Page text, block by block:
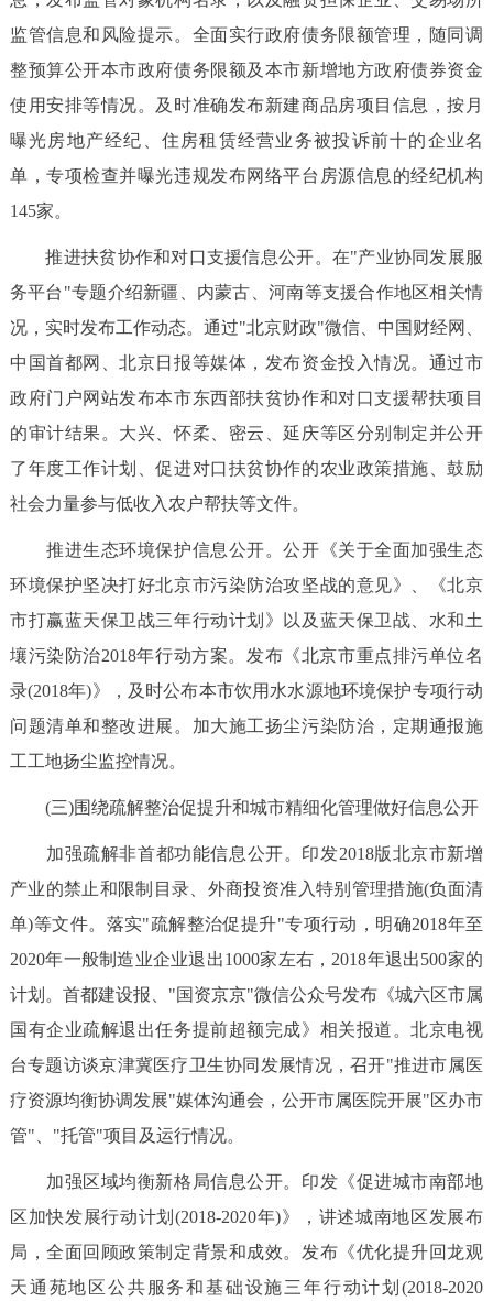
监管信息和风险提示。全面实行政府债务限额管理，随同调
整预算公开本市政府债务限额及本市新增地方政府债券资金
使用安排等情况。及时准确发布新建商品房项目信息，按月
曝光房地产经纪、住房租赁经营业务被投诉前十的企业名
单，专项检查并曝光违规发布网络平台房源信息的经纪机构
145家。
推进扶贫协作和对口支援信息公开。在"产业协同发展服
务平台"专题介绍新疆、内蒙古、河南等支援合作地区相关情
况，实时发布工作动态。通过"北京财政"微信、中国财经网、
中国首都网、北京日报等媒体，发布资金投入情况。通过市
政府门户网站发布本市东西部扶贫协作和对口支援帮扶项目
的审计结果。大兴、怀柔、密云、延庆等区分别制定并公开
了年度工作计划、促进对口扶贫协作的农业政策措施、鼓励
社会力量参与低收入农户帮扶等文件。
推进生态环境保护信息公开。公开《关于全面加强生态
环境保护坚决打好北京市污染防治攻坚战的意见》、《北京
市打赢蓝天保卫战三年行动计划》以及蓝天保卫战、水和土
壤污染防治2018年行动方案。发布《北京市重点排污单位名
录(2018年)》，及时公布本市饮用水水源地环境保护专项行动
问题清单和整改进展。加大施工扬尘污染防治，定期通报施
工工地扬尘监控情况。
(三)围绕疏解整治促提升和城市精细化管理做好信息公开
加强疏解非首都功能信息公开。印发2018版北京市新增
产业的禁止和限制目录、外商投资准入特别管理措施(负面清
单)等文件。落实"疏解整治促提升"专项行动，明确2018年至
2020年一般制造业企业退出1000家左右，2018年退出500家的
计划。首都建设报、"国资京京"微信公众号发布《城六区市属
国有企业疏解退出任务提前超额完成》相关报道。北京电视
台专题访谈京津冀医疗卫生协同发展情况，召开"推进市属医
疗资源均衡协调发展"媒体沟通会，公开市属医院开展"区办市
管"、"托管"项目及运行情况。
加强区域均衡新格局信息公开。印发《促进城市南部地
区加快发展行动计划(2018-2020年)》，讲述城南地区发展布
局，全面回顾政策制定背景和成效。发布《优化提升回龙观
天通苑地区公共服务和基础设施三年行动计划(2018-2020